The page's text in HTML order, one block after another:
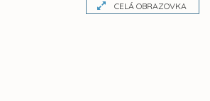
CELÁ OBRAZOVKA